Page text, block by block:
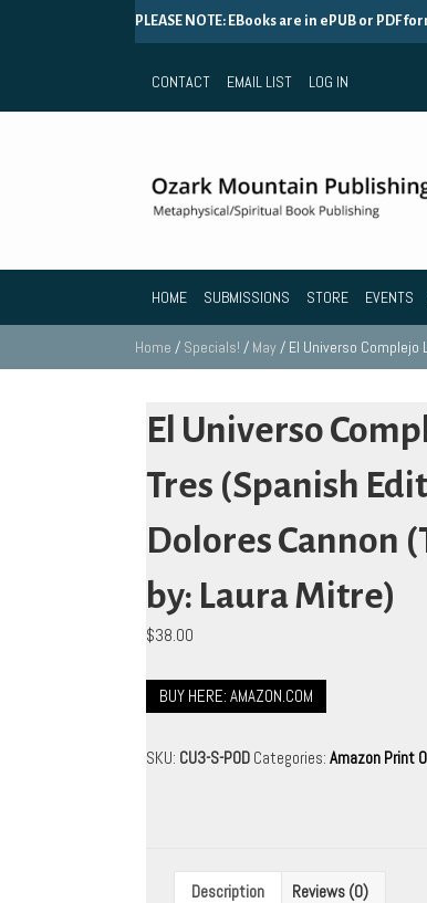
PLEASE NOTE: EBooks are in ePUB or PDF
CONTACT EMAIL LIST LOG IN
HOME SUBMISSIONS STORE EVENTS
Home / Specials! / May/ El Universo Complejo
El Universo
Tres (Spanish
Dolores Cannon
by: Laura Mitre)
$38.00
BUY HERE: AMAZON.COM
SKU: CU3-S-POD Categories: Amazon Print
Description Reviews (0)